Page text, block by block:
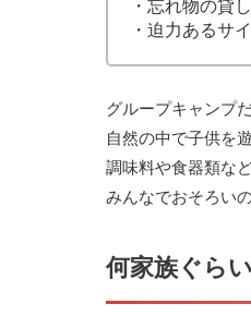
・忘れ物の貸
・迫力あるサ
グループキャンプ
自然の中で子供を
調味料や食器類な
みんなでおそろい
何家族ぐら